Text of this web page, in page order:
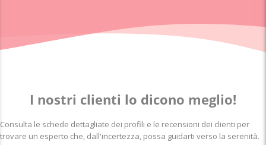
I nostri clienti lo dicono meglio!
Consulta le schede dettagliate dei profili e le recensioni dei clienti per
trovare un esperto che, dall'incertezza, possa guidarti verso la serenità.